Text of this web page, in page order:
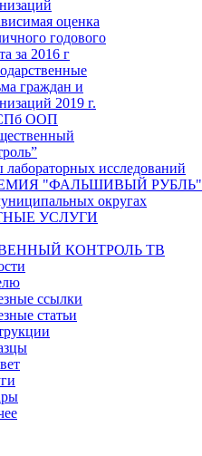
оценка
годового
за 2016 г
граждан и
2019 г.
ООП
лабораторных исследований
"ФАЛЬШИВЫЙ РУБЛЬ"
округах
УСЛУГИ
КОНТРОЛЬ ТВ
ссылки
статьи